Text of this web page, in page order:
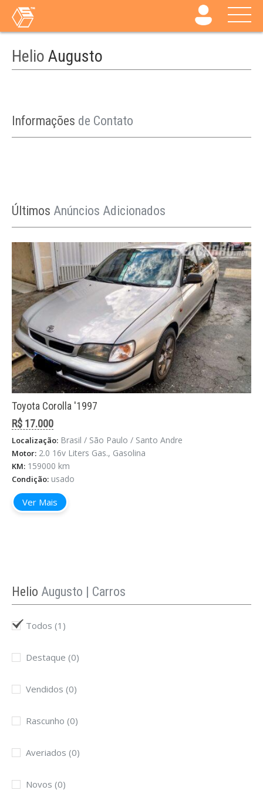
Helio Augusto
Informações de Contato
Últimos Anúncios Adicionados
Toyota Corolla '1997
R$ 17.000
Localização: Brasil / São Paulo / Santo Andre
Motor: 2.0 16v Liters Gas., Gasolina
KM: 159000 km
Condição: usado
Ver Mais
Helio Augusto | Carros
Todos (1)
Destaque (0)
Vendidos (0)
Rascunho (0)
Averiados (0)
Novos (0)